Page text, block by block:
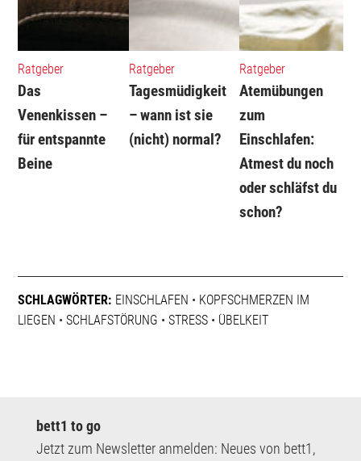
Ratgeber
Das
Venenkissen –
für entspannte
Beine
Ratgeber
Tagesmüdigkeit
– wann ist sie
(nicht) normal?
Ratgeber
Atemübungen
zum
Einschlafen:
Atmest du noch
oder schläfst du
schon?
SCHLAGWÖRTER: EINSCHLAFEN • KOPFSCHMERZEN IM
LIEGEN •SCHLAFSTÖRUNG •STRESS • ÜBELKEIT
bett1 to go
Jetzt zum Newsletter anmelden: Neues von bett1,